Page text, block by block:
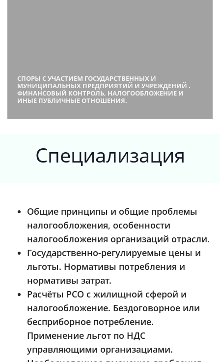
СПОРЫ С УЧАСТИЕМ ГОСУДАРСТВЕННЫХ И
МУНИЦИПАЛЬНЫХ ПРЕДПРИЯТИЙ И УЧРЕЖДЕНИЙ .
ФИНАНСОВЫЙ КОНТРОЛЬ, НАЛОГООБЛОЖЕНИЕ И
ИНЫЕ ПУБЛИЧНЫЕ ОТНОШЕНИЯ.
Специализация
Общие принципы и общие проблемы
налогообложения, особенности
налогообложения организаций отрасли.
Государственно-регулируемые цены и
льготы. Нормативы потребления и
нормативы затрат.
Расчёты РСО с жилищной сферой и
налогообложение. Бездоговорное или
бесприборное потребление.
Применение льгот по НДС
управляющими организациами.